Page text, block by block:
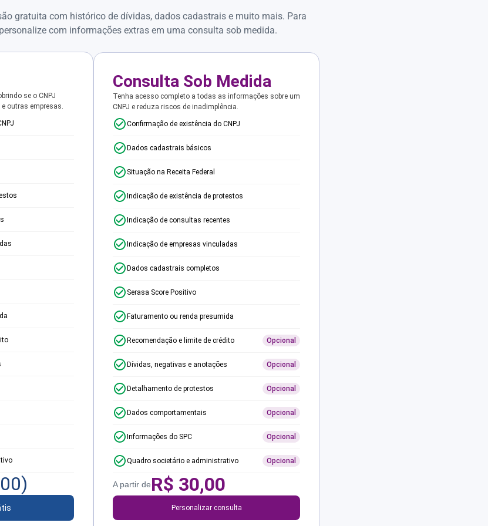
gratuita com histórico de dívidas, dados cadastrais e muito mais. Para
com informações extras em uma consulta sob medida.
se o CNPJ
outras empresas.
)
Consulta Sob Medida
Tenha acesso completo a todas as informações sobre um
CNPJ e reduza riscos de inadimplência.
Confirmação de existência do CNPJ
Dados cadastrais básicos
Situação na Receita Federal
Indicação de existência de protestos
Indicação de consultas recentes
Indicação de empresas vinculadas
Dados cadastrais completos
Serasa Score Positivo
Faturamento ou renda presumida
Recomendação e limite de crédito Opcional
Dívidas, negativas e anotações Opcional
Detalhamento de protestos Opcional
Dados comportamentais Opcional
Informações do SPC Opcional
Quadro societário e administrativo Opcional
A partir deR$ 30,00
Personalizar consulta